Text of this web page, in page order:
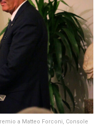
a Matteo Forconi, Console